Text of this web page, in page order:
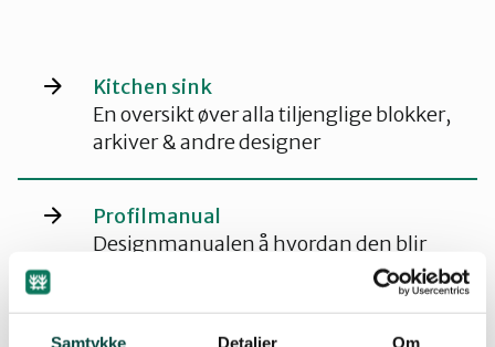
Samtykke Detaljer Om
Innlandet
Nordland
Kitchen sink
En oversikt øver alla tiljenglige blokker,
arkiver & andre designer
Profilmanual
Designmanualen å hvordan den blir